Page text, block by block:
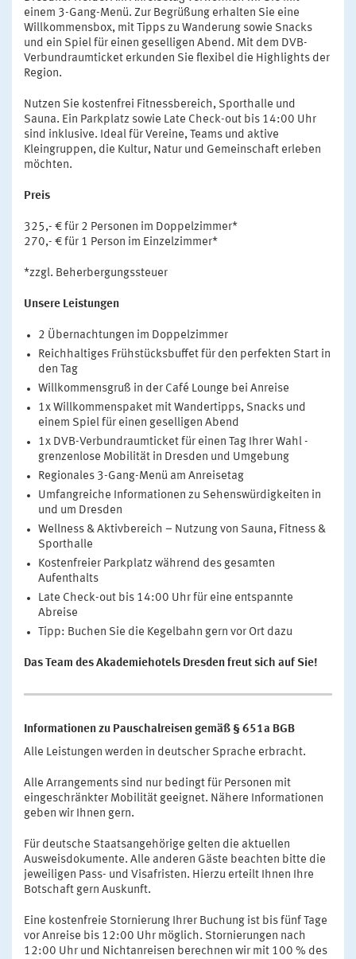
einem 3-Gang-Menü. Zur Begrüßung erhalten Sie eine
Willkommensbox, mit Tipps zu Wanderung sowie Snacks
und ein Spiel für einen geselligen Abend. Mit dem DVB-
Verbundraumticket erkunden Sie flexibel die Highlights der
Region.
Nutzen Sie kostenfrei Fitnessbereich, Sporthalle und
Sauna. Ein Parkplatz sowie Late Check-out bis 14:00 Uhr
sind inklusive. Ideal für Vereine, Teams und aktive
Kleingruppen, die Kultur, Natur und Gemeinschaft erleben
möchten.
Preis
325,- € für 2 Personen im Doppelzimmer*
270,- € für 1 Person im Einzelzimmer*
*zzgl. Beherbergungssteuer
Unsere Leistungen
2 Übernachtungen im Doppelzimmer
Reichhaltiges Frühstücksbuffet für den perfekten Start in
den Tag
Willkommensgruß in der Café Lounge bei Anreise
1x Willkommenspaket mit Wandertipps, Snacks und
einem Spiel für einen geselligen Abend
1x DVB-Verbundraumticket für einen Tag Ihrer Wahl -
grenzenlose Mobilität in Dresden und Umgebung
Regionales 3-Gang-Menü am Anreisetag
Umfangreiche Informationen zu Sehenswürdigkeiten in
und um Dresden
Wellness & Aktivbereich – Nutzung von Sauna, Fitness &
Sporthalle
Kostenfreier Parkplatz während des gesamten
Aufenthalts
Late Check-out bis 14:00 Uhr für eine entspannte
Abreise
Tipp: Buchen Sie die Kegelbahn gern vor Ort dazu
Das Team des Akademiehotels Dresden freut sich auf Sie!
Informationen zu Pauschalreisen gemäß § 651a BGB
Alle Leistungen werden in deutscher Sprache erbracht.
Alle Arrangements sind nur bedingt für Personen mit
eingeschränkter Mobilität geeignet. Nähere Informationen
geben wir Ihnen gern.
Für deutsche Staatsangehörige gelten die aktuellen
Ausweisdokumente. Alle anderen Gäste beachten bitte die
jeweiligen Pass- und Visafristen. Hierzu erteilt Ihnen Ihre
Botschaft gern Auskunft.
Eine kostenfreie Stornierung Ihrer Buchung ist bis fünf Tage
vor Anreise bis 12:00 Uhr möglich. Stornierungen nach
12:00 Uhr und Nichtanreisen berechnen wir mit 100 % des